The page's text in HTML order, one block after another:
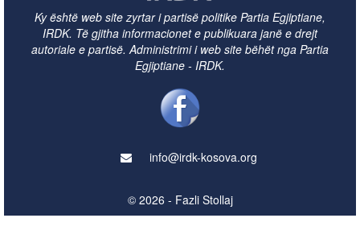
Ky është web site zyrtar i partisë politike Partia Egjiptiane,
IRDK. Të gjitha informacionet e publikuara janë e drejt
autoriale e partisë. Administrimi i web site bëhët nga Partia
Egjiptiane - IRDK.
info@irdk-kosova.org
© 2026 - Fazli Stollaj